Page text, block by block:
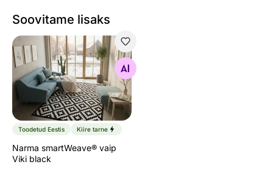
Soovitame lisaks
Narma smartWeave® vaip Viki black
Otsi sarnaseid
Toodetud Eestis Kiire tarne
Narma smartWeave® vaip
Viki black